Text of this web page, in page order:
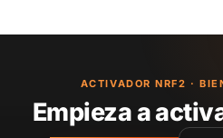
ACTIVADOR NRF2 ·
Empieza a